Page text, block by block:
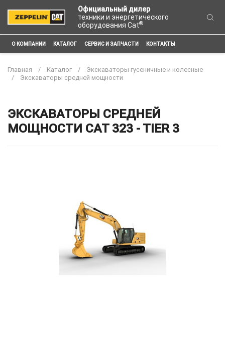
Официальный дилер
техники и энергетического
оборудования Cat®
О КОМПАНИИ КАТАЛОГ СЕРВИС И ЗАПЧАСТИ КОНТАКТЫ
Главная Каталог
Экскаваторы гусеничные и колесные
Экскаваторы средней мощности
ЭКСКАВАТОРЫ СРЕДНЕЙ
МОЩНОСТИ CAT 323 - TIER 3